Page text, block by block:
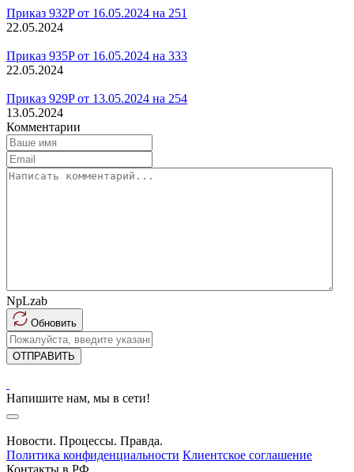
Приказ 932P от 16.05.2024 на 251
22.05.2024
Приказ 935P от 16.05.2024 на 333
22.05.2024
Приказ 929P от 13.05.2024 на 254
13.05.2024
Комментарии
NpLzab
Обновить
ОТПРАВИТЬ
Напишите нам, мы в сети!
Новости. Процессы. Правда.
Политика конфиденциальности Клиентское соглашение